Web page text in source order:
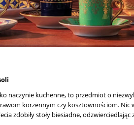
naczynie kuchenne, to przedmiot o
korzennym czy kosztownościom.
zdobiły stoły biesiadne,